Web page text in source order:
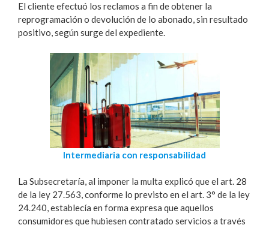
El cliente efectuó los reclamos a fin de obtener la
reprogramación o devolución de lo abonado, sin resultado
positivo, según surge del expediente.
Intermediaria con responsabilidad
La Subsecretaría, al imponer la multa explicó que el art. 28
de la ley 27.563, conforme lo previsto en el art. 3° de la ley
24.240, establecía en forma expresa que aquellos
consumidores que hubiesen contratado servicios a través